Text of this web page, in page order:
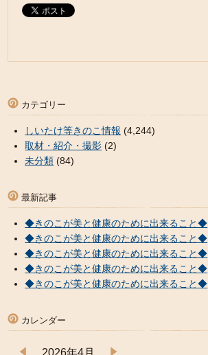
カテゴリー
しいたけ等きのこ情報 (4,244)
取材・紹介・撮影 (2)
未分類 (84)
最新記事
◆きのこが美と健康のために出来ること◆
◆きのこが美と健康のために出来ること◆
◆きのこが美と健康のために出来ること◆
◆きのこが美と健康のために出来ること◆
◆きのこが美と健康のために出来ること◆
カレンダー
2026年4月